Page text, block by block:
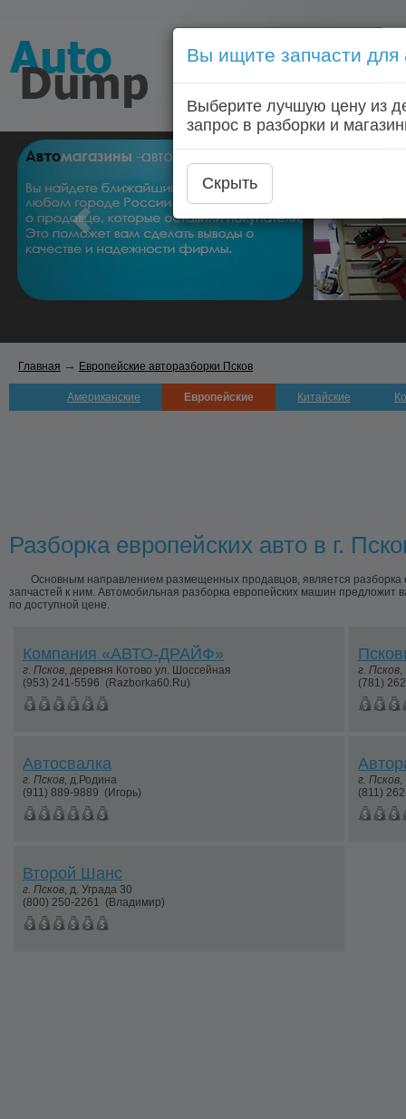
Голосовой запрос
Главная
Главная → Европейские авторазборки Псков
Американские Европейские Китайские
Разборка европейских авто в г.
Основным направлением размещенных продавцов, является разборка
запчастей к ним. Автомобильная разборка европейских машин предложит
по доступной цене.
Компания «АВТО-ДРАЙФ»
г. Псков, деревня Котово ул. Шоссейная
(953) 241-5596 (Razborka60.Ru)
г. Псков,
(781)
Автосвалка
г. Псков, д.Родина
(911) 889-9889 (Игорь)
г. Псков,
(811)
Второй Шанс
г. Псков, д. Уграда 30
(800) 250-2261 (Владимир)
Вы ищите запчасти для
Выберите лучшую цену из
запрос в разборки и
Скрыть